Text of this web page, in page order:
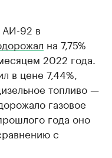
АИ-92 в
на 7,75%
2022 года.
в цене 7,44%,
топливо —
газовое
года оно
с